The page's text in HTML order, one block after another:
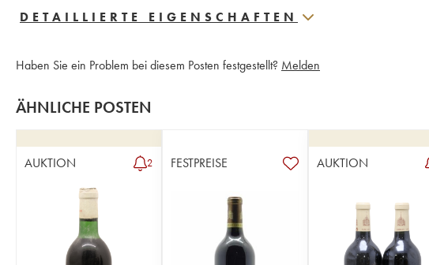
DETAILLIERTE EIGENSCHAFTEN
Haben Sie ein Problem bei diesem Posten festgestellt? Melden
ÄHNLICHE POSTEN
AUKTION 2 FESTPREISE AUKTION